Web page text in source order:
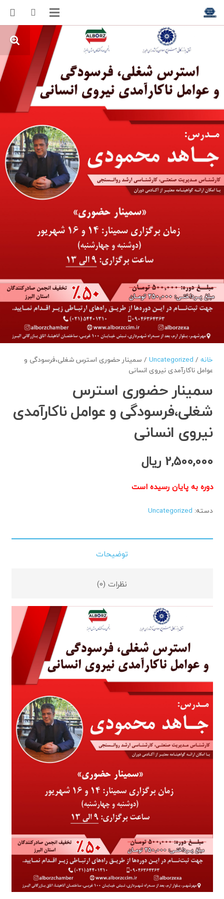
خانه /
Uncategorized / سمینار حضوری استرس شغلی،فرسودگی و
عوامل ناکارآمدی نیروی انسانی
سمینار حضوری استرس
شغلی،فرسودگی و عوامل ناکارآمدی
نیروی انسانی
2,500,000 ریال
دوره به پایان رسیده است
دسته: Uncategorized
توضیحات
نظرات (0)